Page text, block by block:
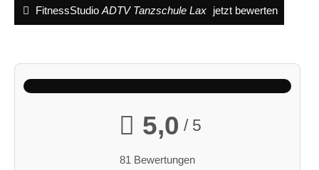
FitnessStudio ADTV Tanzschule Lax jetzt bewerten
5,0 / 5
81 Bewertungen